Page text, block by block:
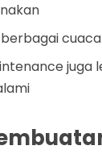
cuaca
juga